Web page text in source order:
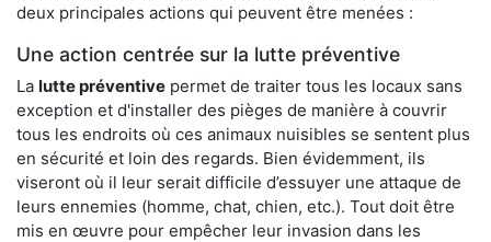
deux principales actions qui peuvent être menées :
Une action centrée sur la lutte préventive
La lutte préventive permet de traiter tous les locaux sans
exception et d'installer des pièges de manière à couvrir
tous les endroits où ces animaux nuisibles se sentent plus
en sécurité et loin des regards. Bien évidemment, ils
viseront où il leur serait difficile d’essuyer une attaque de
leurs ennemies (homme, chat, chien, etc.). Tout doit être
mis en œuvre pour empêcher leur invasion dans les